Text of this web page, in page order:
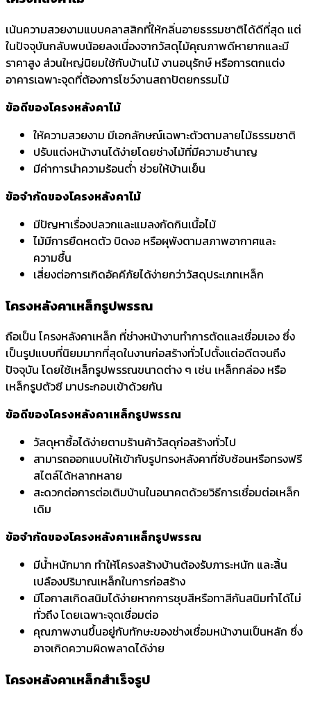
เน้นความสวยงามแบบคลาสสิกที่ให้กลิ่นอายธรรมชาติได้ดีที่สุด แต่
ในปัจจุบันกลับพบน้อยลงเนื่องจากวัสดุไม้คุณภาพดีหายากและมี
ราคาสูง ส่วนใหญ่นิยมใช้กับบ้านไม้ งานอนุรักษ์ หรือการตกแต่ง
อาคารเฉพาะจุดที่ต้องการโชว์งานสถาปัตยกรรมไม้
ข้อดีของโครงหลังคาไม้
ให้ความสวยงาม มีเอกลักษณ์เฉพาะตัวตามลายไม้ธรรมชาติ
ปรับแต่งหน้างานได้ง่ายโดยช่างไม้ที่มีความชำนาญ
มีค่าการนำความร้อนต่ำ ช่วยให้บ้านเย็น
ข้อจำกัดของโครงหลังคาไม้
มีปัญหาเรื่องปลวกและแมลงกัดกินเนื้อไม้
ไม้มีการยืดหดตัว บิดงอ หรือผุพังตามสภาพอากาศและ
ความชื้น
เสี่ยงต่อการเกิดอัคคีภัยได้ง่ายกว่าวัสดุประเภทเหล็ก
โครงหลังคาเหล็กรูปพรรณ
ถือเป็น โครงหลังคาเหล็ก ที่ช่างหน้างานทำการตัดและเชื่อมเอง ซึ่ง
เป็นรูปแบบที่นิยมมากที่สุดในงานก่อสร้างทั่วไปตั้งแต่อดีตจนถึง
ปัจจุบัน โดยใช้เหล็กรูปพรรณขนาดต่าง ๆ เช่น เหล็กกล่อง หรือ
เหล็กรูปตัวซี มาประกอบเข้าด้วยกัน
ข้อดีของโครงหลังคาเหล็กรูปพรรณ
วัสดุหาซื้อได้ง่ายตามร้านค้าวัสดุก่อสร้างทั่วไป
สามารถออกแบบให้เข้ากับรูปทรงหลังคาที่ซับซ้อนหรือทรงฟรี
สไตล์ได้หลากหลาย
สะดวกต่อการต่อเติมบ้านในอนาคตด้วยวิธีการเชื่อมต่อเหล็ก
เดิม
ข้อจำกัดของโครงหลังคาเหล็กรูปพรรณ
มีน้ำหนักมาก ทำให้โครงสร้างบ้านต้องรับภาระหนัก และสิ้น
เปลืองปริมาณเหล็กในการก่อสร้าง
มีโอกาสเกิดสนิมได้ง่ายหากการชุบสีหรือทาสีกันสนิมทำได้ไม่
ทั่วถึง โดยเฉพาะจุดเชื่อมต่อ
คุณภาพงานขึ้นอยู่กับทักษะของช่างเชื่อมหน้างานเป็นหลัก ซึ่ง
อาจเกิดความผิดพลาดได้ง่าย
โครงหลังคาเหล็กสำเร็จรูป